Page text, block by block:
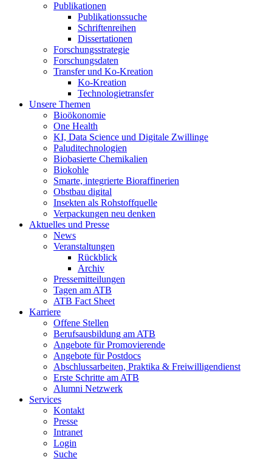
Publikationen
Publikationssuche
Schriftenreihen
Dissertationen
Forschungsstrategie
Forschungsdaten
Transfer und Ko-Kreation
Ko-Kreation
Technologietransfer
Unsere Themen
Bioökonomie
One Health
KI, Data Science und Digitale Zwillinge
Paluditechnologien
Biobasierte Chemikalien
Biokohle
Smarte, integrierte Bioraffinerien
Obstbau digital
Insekten als Rohstoffquelle
Verpackungen neu denken
Aktuelles und Presse
News
Veranstaltungen
Rückblick
Archiv
Pressemitteilungen
Tagen am ATB
ATB Fact Sheet
Karriere
Offene Stellen
Berufsausbildung am ATB
Angebote für Promovierende
Angebote für Postdocs
Abschlussarbeiten, Praktika & Freiwilligendienst
Erste Schritte am ATB
Alumni Netzwerk
Services
Kontakt
Presse
Intranet
Login
Suche